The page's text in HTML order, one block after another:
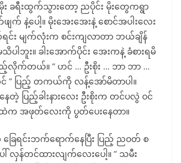
ခရီးထွက်သွားတော့ ညပိုင်း မိုးတွေကရွာ
က် နဲ့ပေါ့။ မိုးအေးအေးနဲ့ စောင်အပါးလေး
တ်ရင်း မျက်လုံးက စင်းကျလာတာ ဘယ်ချိန်
သိပါဘူး။ ခါးအောက်ပိုင်း အေးကနဲ့ ခံစားရမိ
လိုက်တယ်။ ” ဟင် … ဦးစိုး … ဘာ ဘာ …
ပြည့် တကယ်ကို လန့်အော်မိတာပါ။
ပြည့်ခါးနားလေး ဦးစိုးက တင်ပလွဲ ဝင်
းထဲက အဖုတ်လေးကို ပွတ်ပေးနေတာ။
ခြေရင်းဘက်ရောက်နေပြီး ပြည့် ညဝတ် စ
လှန်တင်ထားလျက်လေးပေါ့။ ” သမီး